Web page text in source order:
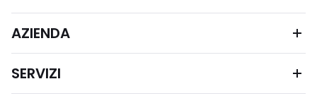
AZIENDA
SERVIZI